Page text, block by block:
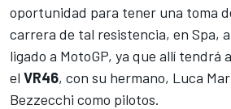
oportunidad para tener una toma
carrera de tal resistencia, en Spa,
ligado a MotoGP, ya que allí tendrá
el VR46, con su hermano, Luca
Bezzecchi como pilotos.